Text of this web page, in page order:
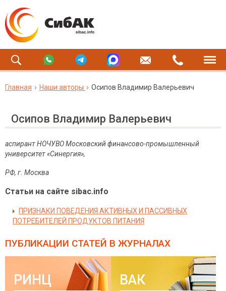
Главная Наши авторы Осипов Владимир Валерьевич
Осипов Владимир Валерьевич
аспирант НОЧУВО Московский финансово-промышленный
университет «Синергия»,
РФ, г. Москва
Статьи на сайте sibac.info
ПРИЗНАКИ ПОВЕДЕНИЯ АКТИВНЫХ И ПАССИВНЫХ
ПОТРЕБИТЕЛЕЙ ПРОДУКТОВ ПИТАНИЯ
ПУБЛИКАЦИИ СТАТЕЙ В ЖУРНАЛАХ
РИНЦ ВАК